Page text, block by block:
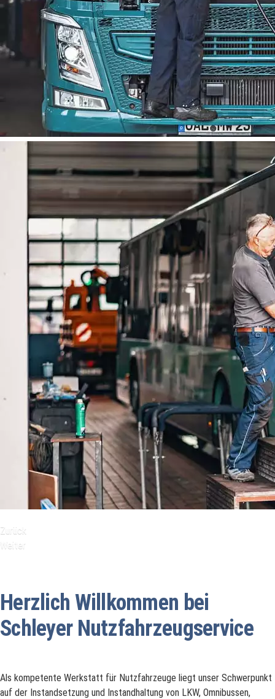
Zurück
Weiter
Herzlich Willkommen bei
Schleyer Nutzfahrzeugservice
Als kompetente Werkstatt für Nutzfahrzeuge liegt unser Schwerpunkt
auf der Instandsetzung und Instandhaltung von LKW, Omnibussen,